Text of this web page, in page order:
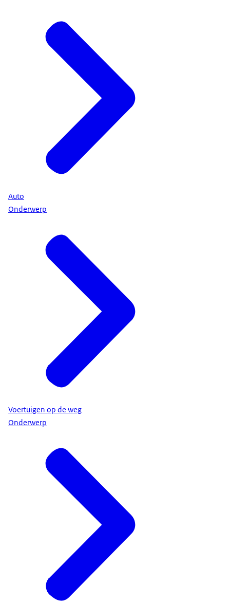
Auto
Onderwerp
Voertuigen op de weg
Onderwerp